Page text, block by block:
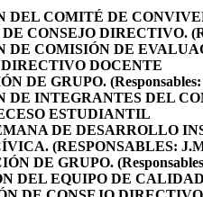
DEL COMITÉ DE
CONSEJO DIRECTIVO.
DE COMISIÓN DE
DOCENTE
DE GRUPO.
DE INTEGRANTES DEL
ESTUDIANTIL
DE DESARROLLO
(RESPONSABLES: J.M
DE GRUPO.
DEL EQUIPO DE CALIDAD